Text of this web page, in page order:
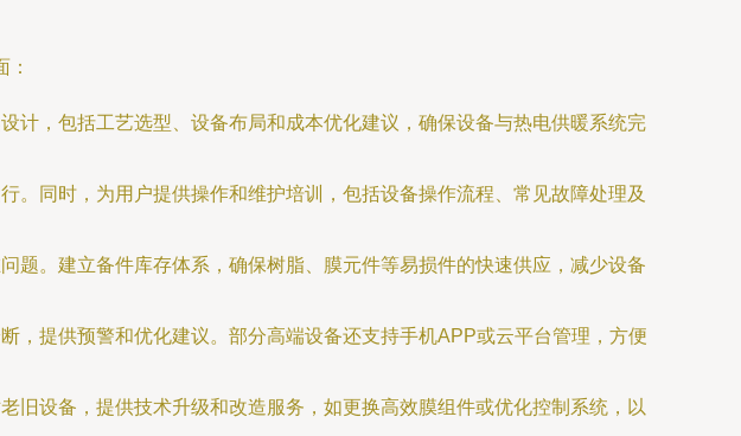
计，包括工艺选型、设备布局和成本优化建议，确保设备与热电供暖系统完
同时，为用户提供操作和维护培训，包括设备操作流程、常见故障处理及
题。建立备件库存体系，确保树脂、膜元件等易损件的快速供应，减少设备
，提供预警和优化建议。部分高端设备还支持手机APP或云平台管理，方便
旧设备，提供技术升级和改造服务，如更换高效膜组件或优化控制系统，以